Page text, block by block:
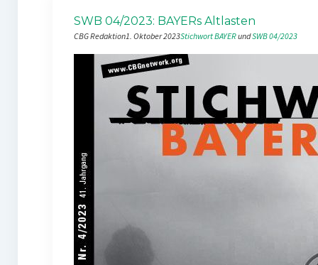
SWB 04/2023: BAYERs Altlasten
CBG Redaktion1. Oktober 2023Stichwort BAYER und SWB 04/2023